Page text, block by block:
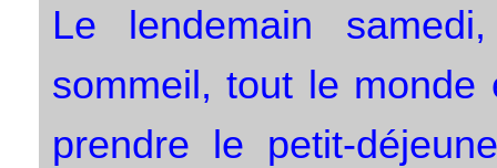
Le lendemain
sommeil, tout le
prendre le petit-